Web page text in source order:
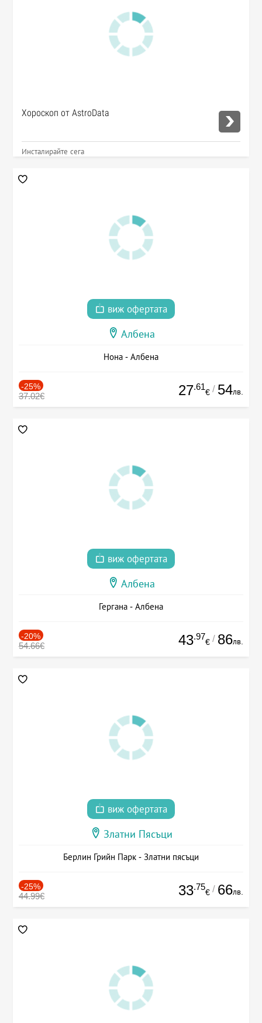
Хороскоп от AstroData
Инсталирайте сега
виж офертата
Албена
Нона - Албена
-25%
37.02€ 27.61
€ / 54лв.
виж офертата
Албена
Гергана - Албена
-20%
54.66€ 43.97
€ / 86лв.
виж офертата
Златни Пясъци
Берлин Грийн Парк - Златни пясъци
-25%
44.99€ 33.75
€ / 66лв.